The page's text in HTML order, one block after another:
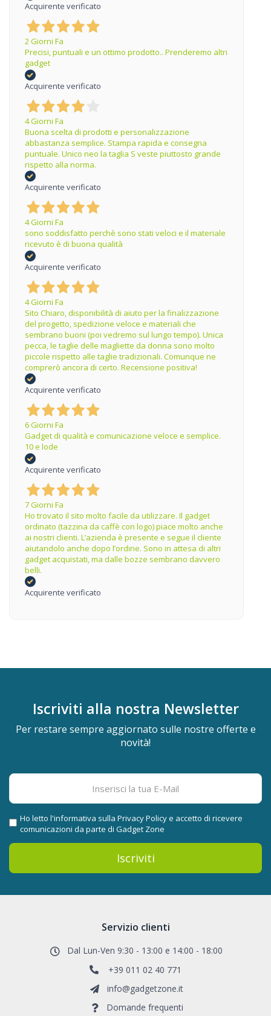
Acquirente verificato
2 Giorni Fa
Precisi, puntuali e un ottimo prodotto.. Prenderemo altri
gadget
Acquirente verificato
4 Giorni Fa
Buona scelta di prodotti e personalizzazione
abbastanza semplice. Stampa rapida e consegna
puntuale. Unico neo la taglia S veste piuttosto grande
rispetto alla norma.
Acquirente verificato
4 Giorni Fa
sono soddisfatto perchè sono stati veloci e il materiale
ricevuto è di buona qualità
Acquirente verificato
4 Giorni Fa
Sito Chiaro, disponibilità di aiuto per la finalizzazione
del progetto, spedizione veloce e materiali che
sembrano buoni (poi vedremo sul lungo tempo). Unica
pecca, le taglie delle magliette da donna sono molto
piccole rispetto alle taglie tradizionali. Comunque ne
comprerò ancora di certo. Recensione positiva!
Acquirente verificato
6 Giorni Fa
Gadget di qualità e comunicazione veloce e semplice.
10 e lode
Acquirente verificato
7 Giorni Fa
Ho trovato il sito molto facile da utilizzare. Il gadget
ordinato (tazzina da caffè con logo) piace molto anche
ai nostri clienti. L’azienda è presente e segue il cliente
aiutandolo anche dopo l’ordine. Sono in attesa di altri
gadget acquistati, ma dalle bozze sembrano davvero
belli.
Acquirente verificato
Iscriviti alla nostra Newsletter
Per restare sempre aggiornato sulle nostre offerte e
novità!
Iscriviti
Ho letto l'informativa sulla Privacy Policye accetto di ricevere
comunicazioni da parte di Gadget Zone
Servizio clienti
Dal Lun-Ven 9:30 - 13:00 e 14:00 - 18:00
+39 011 02 40 771
info@gadgetzone.it
Domande frequenti